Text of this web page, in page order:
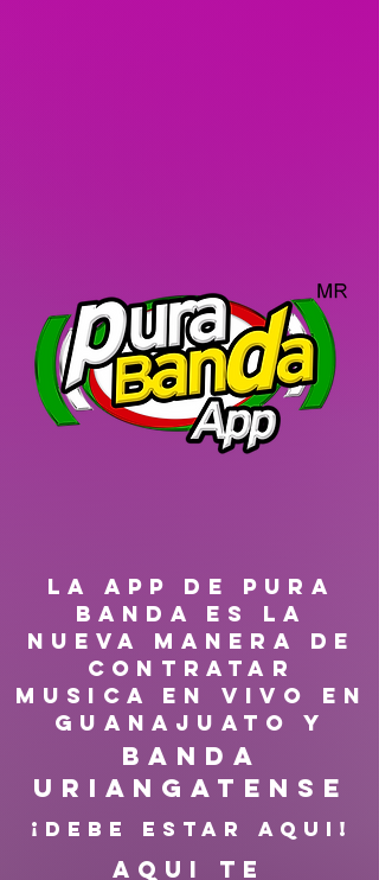
LA APP DE PURA
BANDA ES LA
NUEVA MANERA DE
CONTRATAR
MUSICA EN VIVO EN
GUANAJUATO Y
Banda
Uriangatense
¡DEBE ESTAR AQUI!
AQUI TE